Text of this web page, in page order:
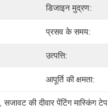
डिजाइन मुद्रण:
प्रसव के समय:
उत्पत्ति:
आपूर्ति की क्षमता:
सजावट की दीवार पेंटिंग मास्किंग टेप